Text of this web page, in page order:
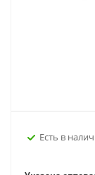
Есть в